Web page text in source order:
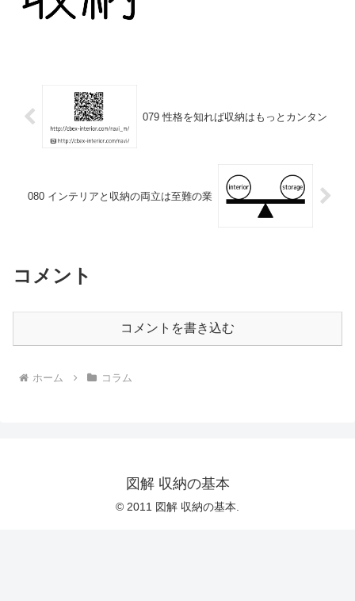
079 性格を知れば収納はもっとカンタン
080 インテリアと収納の両立は至難の業
コメント
コメントを書き込む
ホーム コラム
図解 収納の基本
© 2011 図解 収納の基本.